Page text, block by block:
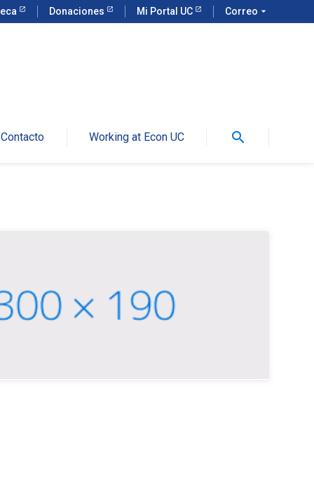
Donaciones Mi Portal UC Correo arrow_drop_down
Contacto Working at Econ UC search